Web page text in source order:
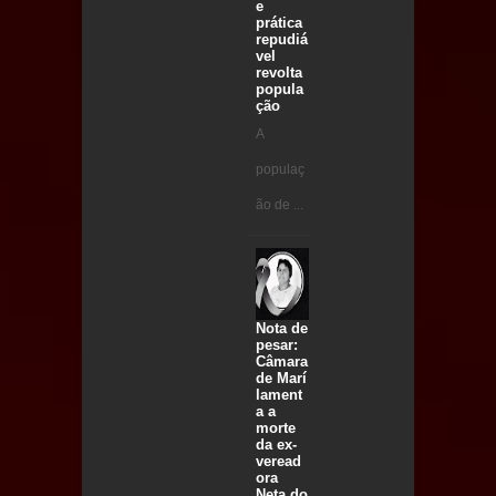
e
prática
repudiá
vel
revolta
popula
ção
A
populaç
ão de ...
Nota de
pesar:
Câmara
de Marí
lament
a a
morte
da ex-
veread
ora